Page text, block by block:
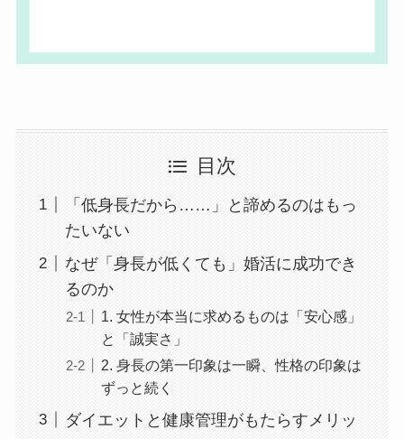
目次
「低身長だから……」と諦めるのはもっ
たいない
なぜ「身長が低くても」婚活に成功でき
るのか
1. 女性が本当に求めるものは「安心感」
と「誠実さ」
2. 身長の第一印象は一瞬、性格の印象は
ずっと続く
ダイエットと健康管理がもたらすメリッ